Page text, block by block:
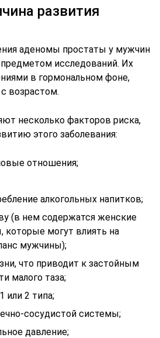
развития
аденомы простаты у мужчин
исследований. Их
в гормональном фоне,
возрастом.
несколько факторов риска,
этого заболевания:
отношения;
алкогольных напитков;
(в нем содержатся женские
которые могут влиять на
мужчины);
что приводит к застойным
малого таза;
или 2 типа;
сосудистой системы;
давление;